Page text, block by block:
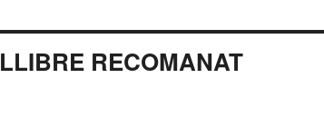
LLIBRE RECOMANAT